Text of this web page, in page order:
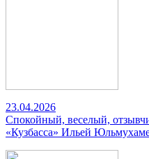
23.04.2026
Спокойный, веселый,
«Кузбасса» Ильей